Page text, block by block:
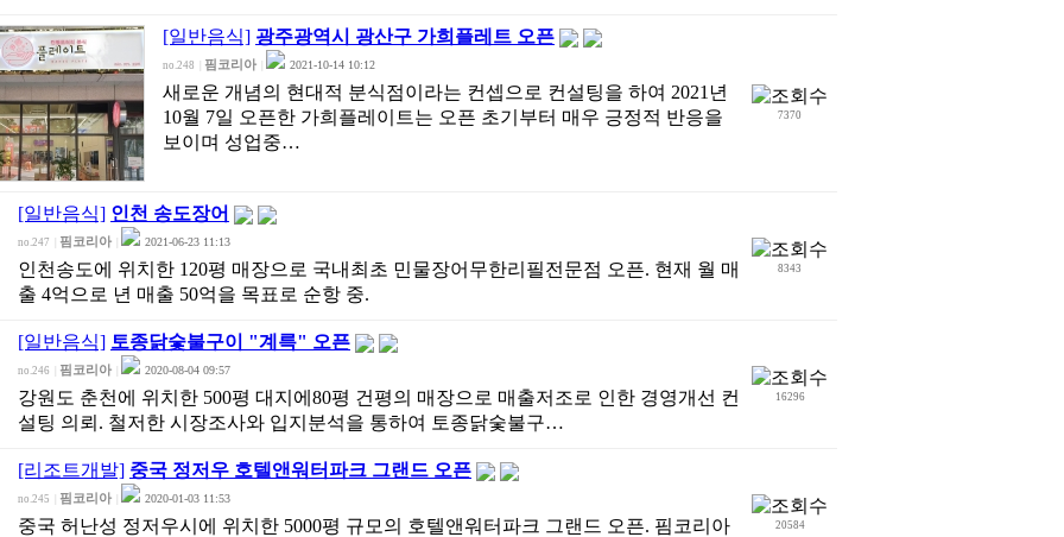
[일반음식] 광주광역시 광산구 가희플레트 오픈
no.248 핌코리아 2021-10-14 10:12
새로운 개념의 현대적 분식점이라는 컨셉으로 컨설팅을 하여 2021년
10월 7일 오픈한 가희플레이트는 오픈 초기부터 매우 긍정적 반응을
보이며 성업중…
7370
[일반음식] 인천 송도장어
no.247 핌코리아 2021-06-23 11:13
인천송도에 위치한 120평 매장으로 국내최초 민물장어무한리필전문점 오픈. 현재 월 매
출 4억으로 년 매출 50억을 목표로 순항 중.
8343
[일반음식] 토종닭숯불구이 "계륵" 오픈
no.246 핌코리아 2020-08-04 09:57
강원도 춘천에 위치한 500평 대지에80평 건평의 매장으로 매출저조로 인한 경영개선 컨
설팅 의뢰. 철저한 시장조사와 입지분석을 통하여 토종닭숯불구…
16296
[리조트개발] 중국 정저우 호텔앤워터파크 그랜드 오픈
no.245 핌코리아 2020-01-03 11:53
중국 허난성 정저우시에 위치한 5000평 규모의 호텔앤워터파크 그랜드 오픈. 핌코리아
20584